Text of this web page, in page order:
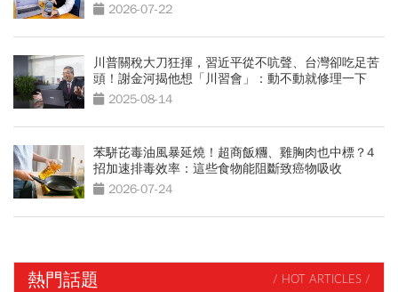
2026-07-22
川普關稅大刀狂揮，習近平從不吭聲、台灣卻吃足苦
頭！謝金河揭他想「川習會」：動不動就修理一下
2025-08-14
苯駢芘毒油風暴延燒！超商飯糰、雞胸肉也中標？4
招加速排毒效率：這些食物能阻斷致癌物吸收
2026-07-24
熱門話題 / HOT ARTICLES /